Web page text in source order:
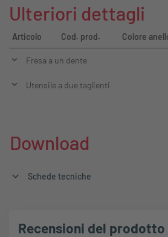
Ulteriori dettagli
Articolo Cod. prod. Colore
Fresa a un dente
Utensile a due taglienti
Download
Schede tecniche
Recensioni del prodotto